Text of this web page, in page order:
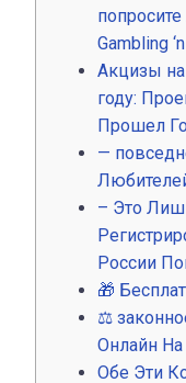
Gambling
Акцизы
году:
Прошел
—
– Это
России
🎁
⚖️
Онлайн На
Обе Эти